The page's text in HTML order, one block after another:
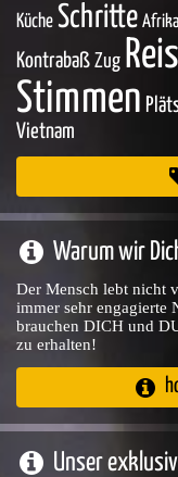
Küche Schritte Afrika
Kontrabaß Zug
Stimmen
Vietnam
Warum wir
Der Mensch lebt nicht
immer sehr engagierte
brauchen DICH und
zu erhalten!
Unser